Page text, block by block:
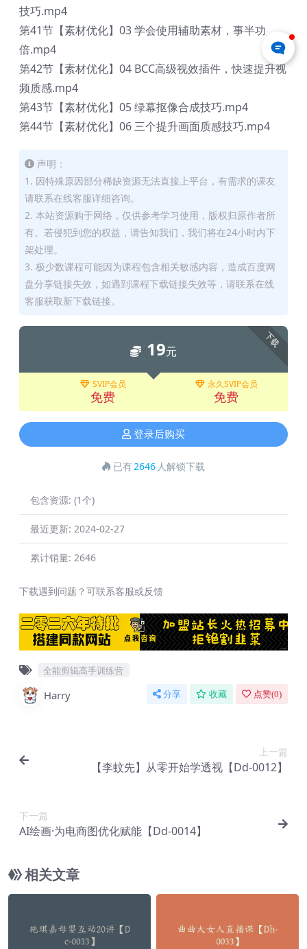
技巧.mp4
第41节【素材优化】03 学会使用辅助素材，事半功
倍.mp4
第42节【素材优化】04 BCC高级视效插件，快速提升视
频质感.mp4
第43节【素材优化】05 绿幕抠像合成技巧.mp4
第44节【素材优化】06 三个提升画面质感技巧.mp4
声明：
1. 因特殊原因部分稀缺资源无法直接上平台，有需求的课友
请联系在线客服详细咨询。
2. 本站资源购于网络，仅供参考学习使用，版权归原作者所
有。若侵犯到您的权益，请告知我们，我们将在24小时内下
架处理。
3. 极少数课程可能因为课程包含相关敏感内容，造成百度网
盘分享链接失效，如遇到课程下载链接失效等，请联系在线
客服获取新下载链接。
下载
19元
SVIP会员
免费
永久SVIP会员
免费
登录后购买
已有2646 人解锁下载
包含资源: (1个)
最近更新: 2024-02-27
累计销量: 2646
下载遇到问题？可联系客服或反馈
全能剪辑高手训练营
Harry 分享 收藏 点赞(0)
上一篇
【李蚊先】从零开始学透视【Dd-0012】
下一篇
AI绘画·为电商图优化赋能【Dd-0014】
相关文章